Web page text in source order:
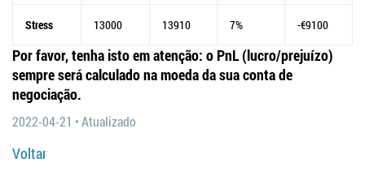
Stress 13000 13910 7% -€9100
Por favor, tenha isto em atenção: o PnL (lucro/prejuízo)
sempre será calculado na moeda da sua conta de
negociação.
Voltar
2022-04-21 • Atualizado